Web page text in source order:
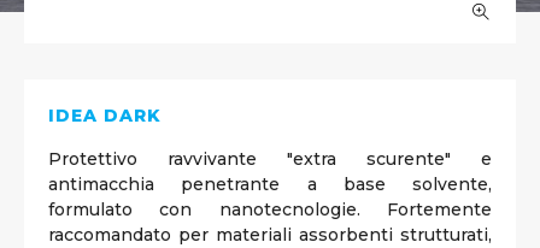
IDEA DARK
Protettivo ravvivante "extra scurente" e
antimacchia penetrante a base solvente,
formulato con nanotecnologie. Fortemente
raccomandato per materiali assorbenti strutturati,